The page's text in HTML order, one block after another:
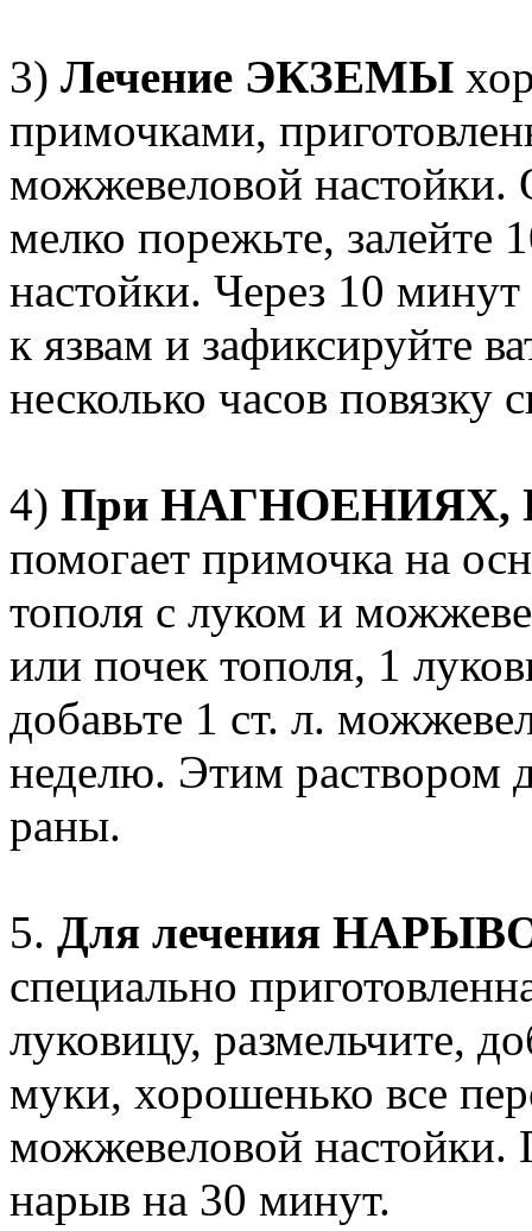
3) Лечение ЭКЗЕМЫ
примочками,
можжевеловой настойки.
мелко порежьте, залейте
настойки. Через 10
к язвам и зафиксируйте
несколько часов повязку
4) При НАГНОЕНИЯХ,
помогает примочка на
тополя с луком и
или почек тополя, 1
добавьте 1 ст. л.
неделю. Этим раствором
раны.
5. Для лечения
специально
луковицу, размельчите,
муки, хорошенько все
можжевеловой настойки.
нарыв на 30 минут.